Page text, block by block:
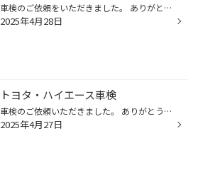
車検のご依頼をいただきました。 ありがとうございますm(_ _)m 車はFJクルーザーです。 キッチリ車検整備させていただきました。 ご依頼ありがとうございましたm(_ _)m
2025年4月28日
トヨタ・ハイエース車検
車検のご依頼いただきました。 ありがとうございますm(_ _)m 車はハイエースです。 キッチリ車検整備させていただきました。 ご依頼ありがとうございましたm(_ _)m
2025年4月27日